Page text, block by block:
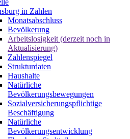
in Zahlen
Monatsabschluss
Bevölkerung
Arbeitslosigkeit (derzeit noch in
Aktualisierung)
Zahlenspiegel
Strukturdaten
Haushalte
Natürliche
Bevölkerungsbewegungen
Sozialversicherungspflichtige
Beschäftigung
Natürliche
Bevölkerungsentwicklung